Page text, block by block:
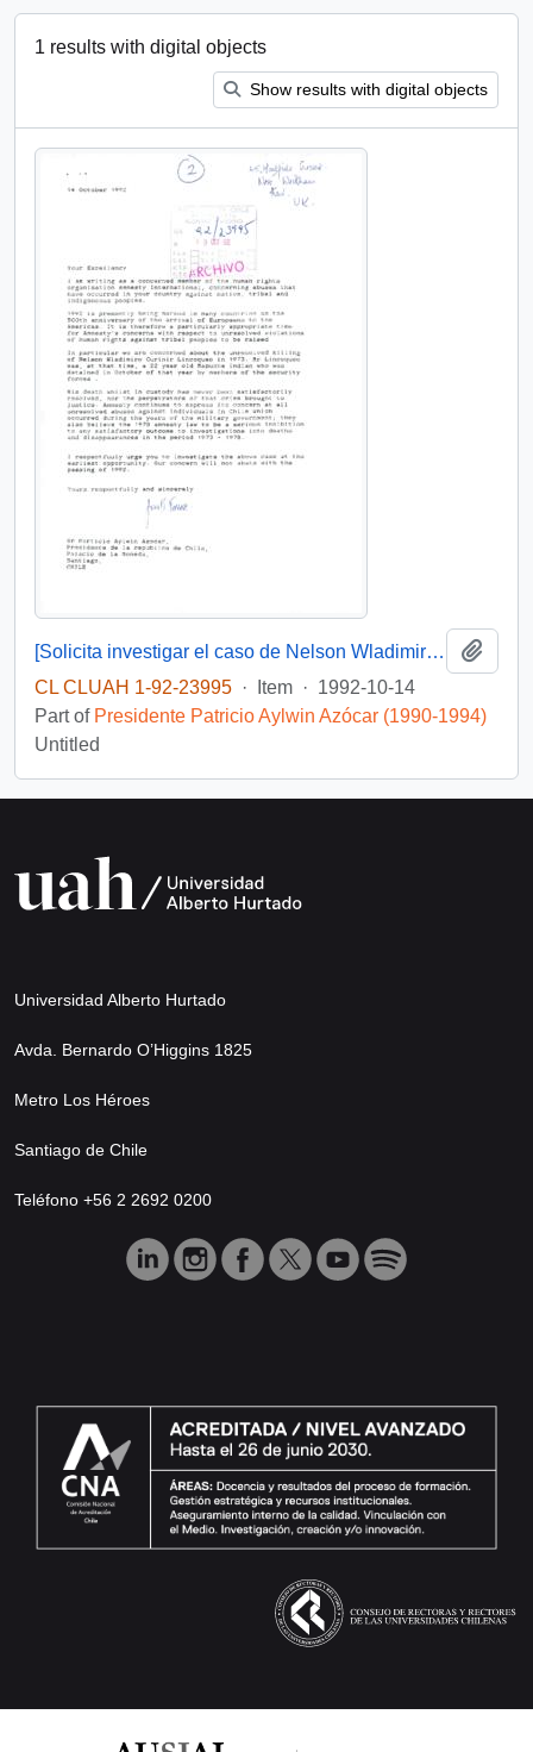
1 results with digital objects
Show results with digital objects
[Solicita investigar el caso de Nelson Wladimiro Curiñir]
CL CLUAH 1-92-23995 · Item · 1992-10-14
Part of Presidente Patricio Aylwin Azócar (1990-1994)
Untitled
Universidad Alberto Hurtado
Avda. Bernardo O’Higgins 1825
Metro Los Héroes
Santiago de Chile
Teléfono +56 2 2692 0200